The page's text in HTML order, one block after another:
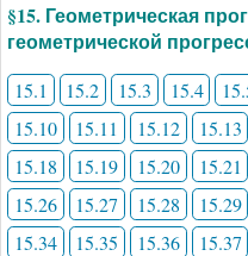
§15. Геометрическая
геометрической
15.1 15.2 15.3 15.4
15.10
15.11 15.12 15.13
15.18
15.19 15.20 15.21
15.26
15.27 15.28 15.29
15.34
15.35 15.36 15.37